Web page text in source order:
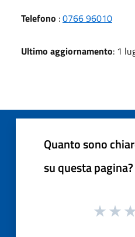
Telefono :0766 96010
Ultimo aggiornamento: 1
Quanto sono
su questa pagina?